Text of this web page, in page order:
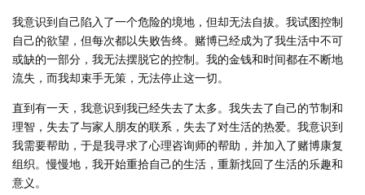
我意识到自己陷入了一个危险的境地，但却无法自拔。我试图控制
自己的欲望，但每次都以失败告终。赌博已经成为了我生活中不可
或缺的一部分，我无法摆脱它的控制。我的金钱和时间都在不断地
流失，而我却束手无策，无法停止这一切。
直到有一天，我意识到我已经失去了太多。我失去了自己的节制和
理智，失去了与家人朋友的联系，失去了对生活的热爱。我意识到
我需要帮助，于是我寻求了心理咨询师的帮助，并加入了赌博康复
组织。慢慢地，我开始重拾自己的生活，重新找回了生活的乐趣和
意义。